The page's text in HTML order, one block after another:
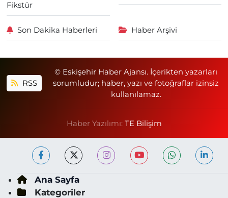
Fikstür
Son Dakika Haberleri Haber Arşivi
RSS
© Eskişehir Haber Ajansı. İçerikten yazarları
sorumludur; haber, yazı ve fotoğraflar izinsiz
kullanılamaz.
Haber Yazılımı: TE Bilişim
Ana Sayfa
Kategoriler